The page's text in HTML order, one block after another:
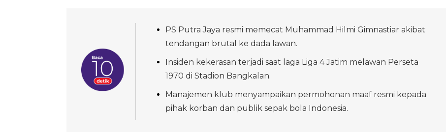
PS Putra Jaya resmi memecat Muhammad Hilmi Gimnastiar akibat
tendangan brutal ke dada lawan.
Insiden kekerasan terjadi saat laga Liga 4 Jatim melawan Perseta
1970 di Stadion Bangkalan.
Manajemen klub menyampaikan permohonan maaf resmi kepada
pihak korban dan publik sepak bola Indonesia.